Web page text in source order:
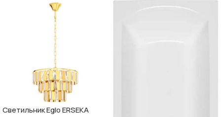
Светильник Eglo ERSEKA